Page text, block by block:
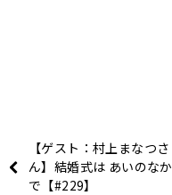
【ゲスト：村上まなつさ
ん】結婚式は あいのなか
で【#229】